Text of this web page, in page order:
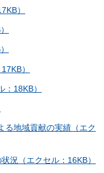
）
）
18KB）
る地域貢献の実績（エク
況（エクセル：16KB）